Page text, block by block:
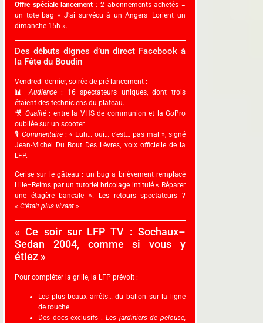
Offre spéciale lancement : 2 abonnements achetés =
un tote bag « J’ai survécu à un Angers–Lorient un
dimanche 15h ».
Des débuts dignes d’un direct Facebook à
la Fête du Boudin
Vendredi dernier, soirée de pré-lancement :
📊 Audience : 16 spectateurs uniques, dont trois
étaient des techniciens du plateau.
🎥 Qualité: entre la VHS de communion et la GoPro
oubliée sur un scooter.
🎙️ Commentaire : « Euh… oui… c’est… pas mal », signé
Jean-Michel Du Bout Des Lèvres, voix officielle de la
LFP.
Cerise sur le gâteau : un bug a brièvement remplacé
Lille–Reims par un tutoriel bricolage intitulé « Réparer
une étagère bancale ». Les retours spectateurs ?
« C’était plus vivant ».
« Ce soir sur LFP TV : Sochaux–
Sedan 2004, comme si vous y
étiez »
Pour compléter la grille, la LFP prévoit :
Les plus beaux arrêts… du ballon sur la ligne
de touche
Des docs exclusifs : Les jardiniers de pelouse,